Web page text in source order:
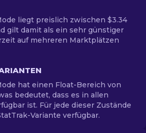
liegt preislich zwischen $3.34
gilt damit als ein sehr günstiger
auf mehreren Marktplätzen
hat einen Float-Bereich von
bedeutet, dass es in allen
ist. Für jede dieser Zustände
Variante verfügbar.